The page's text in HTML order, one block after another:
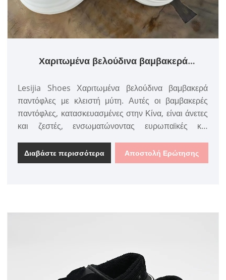
Χαριτωμένα βελούδινα βαμβακερά
Lesijia Shoes Χαριτωμένα βελούδινα βαμβακερά
παντόφλες με κλειστή μύτη. Αυτές οι βαμβακερές
παντόφλες, κατασκευασμένες στην Κίνα, είναι άνετες
και ζεστές, ενσωματώνοντας ευρωπαϊκές και
ιδανικές για χειμερινή χρήση.
Διαβάστε περισσότερα Αποστολή Ερώτησης